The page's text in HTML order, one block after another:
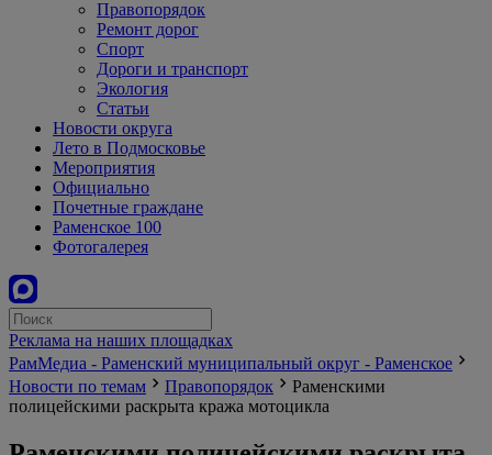
Правопорядок
Ремонт дорог
Спорт
Дороги и транспорт
Экология
Статьи
Новости округа
Лето в Подмосковье
Мероприятия
Официально
Почетные граждане
Раменское 100
Фотогалерея
Реклама на наших площадках
РамМедиа - Раменский муниципальный округ - Раменское
Новости по темам
Правопорядок
Раменскими
полицейскими раскрыта кража мотоцикла